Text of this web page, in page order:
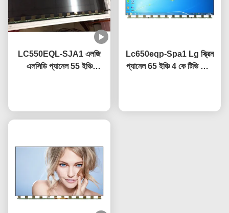
LC550EQL-SJA1 এলজি
এলসিডি প্যানেল 55 ইঞ্চি
Lc650eqp-Spa1 Lg স্ক্রিন
প্যানেল 65 ইঞ্চি 4 কে টিভি স্ক্রিন